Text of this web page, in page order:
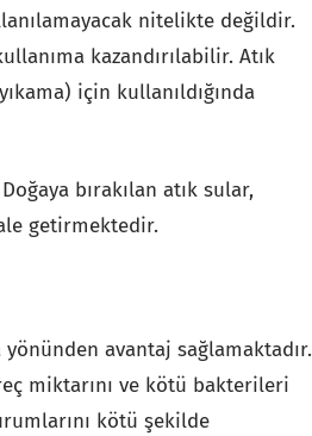
nitelikte değildir.
kazandırılabilir. Atık
için kullanıldığında
bırakılan atık sular,
getirmektedir.
avantaj sağlamaktadır.
miktarını ve kötü bakterileri
kötü şekilde